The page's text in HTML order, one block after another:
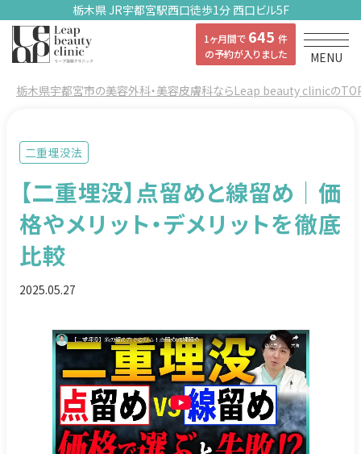
栃木県 JR宇都宮駅西口徒歩1分 西口ビル5F
1ヶ月間で 645 件
の予約が入りました
MENU
栃木県宇都宮市の美容外科・美容皮膚科ならLeap beauty clinicの
二重埋没法
【二重埋没】点留めと線留め｜価
格やメリット・デメリットを徹底
比較
2025.05.27